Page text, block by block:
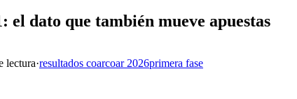
el dato que también mueve apuestas
lectura·resultados coarcoar 2026primera fase